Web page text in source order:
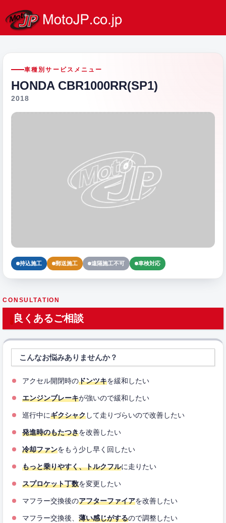
車種別サービスメニュー
HONDA CBR1000RR(SP1)
2018
持込施工 郵送施工 遠隔施工不可 車検対応
CONSULTATION
良くあるご相談
こんなお悩みありませんか？
アクセル開閉時のドンツキを緩和したい
エンジンブレーキが強いので緩和したい
巡行中にギクシャクして走りづらいので改善したい
発進時のもたつきを改善したい
冷却ファンをもう少し早く回したい
もっと乗りやすく、トルクフルに走りたい
スプロケット丁数を変更したい
マフラー交換後のアフターファイアを改善したい
マフラー交換後、 薄い感じがするので調整したい